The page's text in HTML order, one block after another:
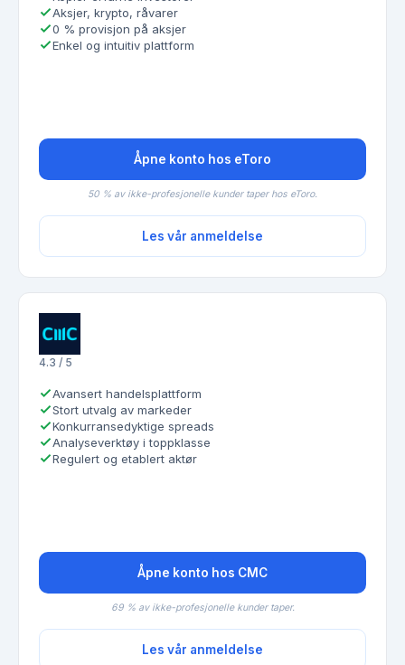
Aksjer, krypto, råvarer
0 % provisjon på aksjer
Enkel og intuitiv plattform
Åpne konto hos eToro
50 % av ikke-profesjonelle kunder taper hos eToro.
Les vår anmeldelse
4.3 / 5
Avansert handelsplattform
Stort utvalg av markeder
Konkurransedyktige spreads
Analyseverktøy i toppklasse
Regulert og etablert aktør
Åpne konto hos CMC
69 % av ikke-profesjonelle kunder taper.
Les vår anmeldelse